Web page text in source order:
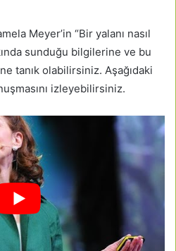
Meyer’in “Bir yalanı nasıl
sunduğu bilgilerine ve bu
tanık olabilirsiniz. Aşağıdaki
izleyebilirsiniz.